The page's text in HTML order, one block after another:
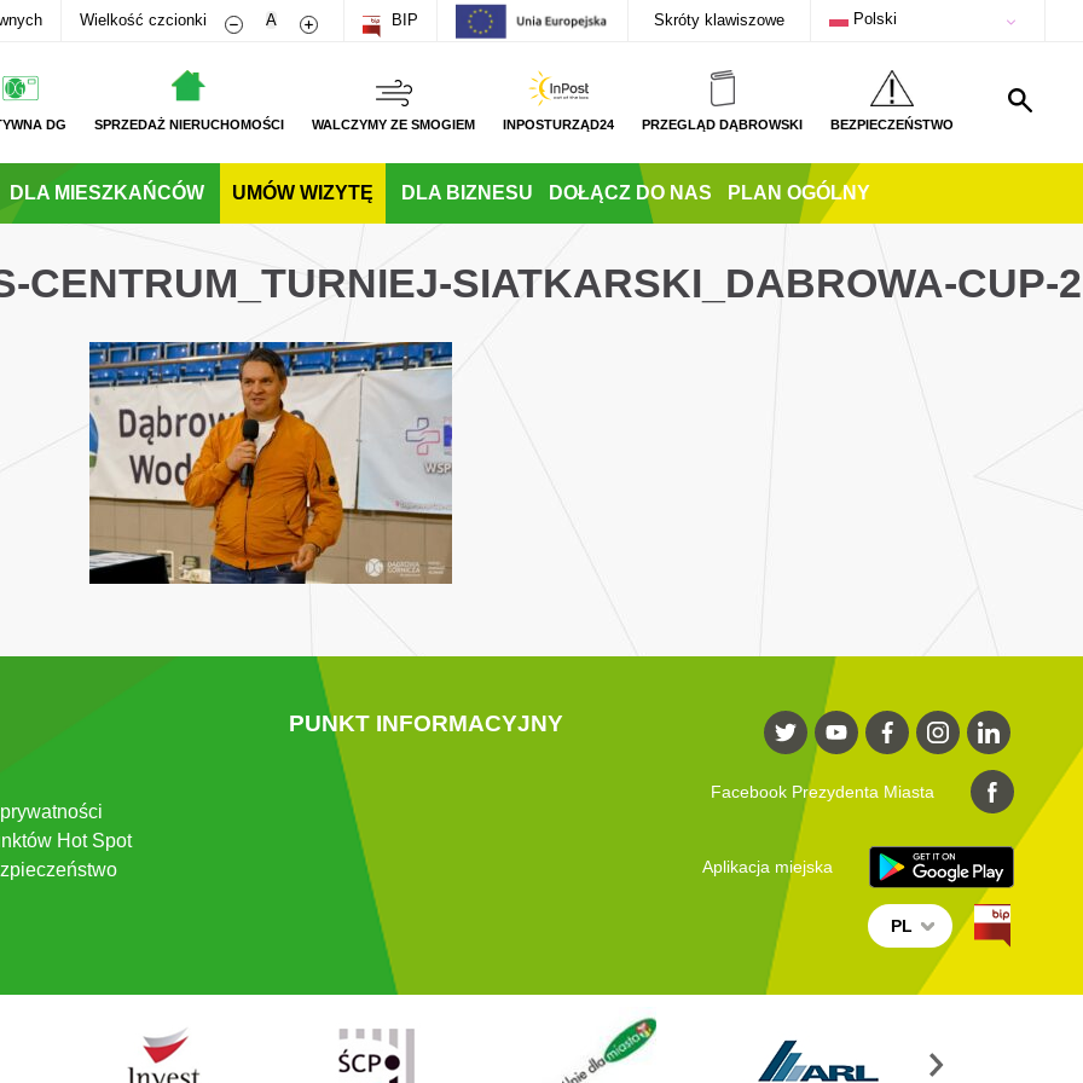
Wielkość czcionki Zmniejsz rozmiar czcionki
A Zwiększ rozmiar czcionki
BIP Skróty klawiszowe Polski
DG SPRZEDAŻ NIERUCHOMOŚCI WALCZYMY ZE SMOGIEM INPOSTURZĄD24 PRZEGLĄD DĄBROWSKI BEZPIECZEŃSTWO
DLA MIESZKAŃCÓW UMÓW WIZYTĘ DLA BIZNESU DOŁĄCZ DO NAS PLAN OGÓLNY
CENTRUM_TURNIEJ-SIATKARSKI_DABROWA-CUP-2
Hot Spot
PUNKT INFORMACYJNY
Facebook Prezydenta Miasta
Aplikacja miejska
PL